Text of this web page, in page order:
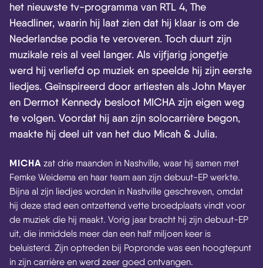
het nieuwste tv-programma van RTL 4, The
Headliner, waarin hij laat zien dat hij klaar is om de
Nederlandse podia te veroveren. Toch duurt zijn
muzikale reis al veel langer. Als vijfjarig jongetje
werd hij verliefd op muziek en speelde hij zijn eerste
liedjes. Geïnspireerd door artiesten als John Mayer
en Dermot Kennedy besloot MICHA zijn eigen weg
te volgen. Voordat hij aan zijn solocarrière begon,
maakte hij deel uit van het duo Micah & Julia.
MICHAzat drie maanden in Nashville, waar hij samen met
Femke Weidema en haar team aan zijn debuut-EP werkte.
Bijna al zijn liedjes worden in Nashville geschreven, omdat
hij deze stad een ontzettend vette broedplaats vindt voor
de muziek die hij maakt. Vorig jaar bracht hij zijn debuut-EP
uit, die inmiddels meer dan een half miljoen keer is
beluisterd. Zijn optreden bij Popronde was een hoogtepunt
in zijn carrière en werd zeer goed ontvangen.